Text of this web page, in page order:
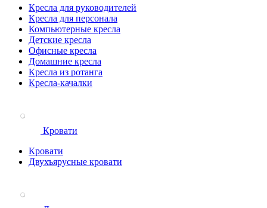
Кресла для руководителей
Кресла для персонала
Компьютерные кресла
Детские кресла
Офисные кресла
Домашние кресла
Кресла из ротанга
Кресла-качалки
Кровати
Кровати
Двухъярусные кровати